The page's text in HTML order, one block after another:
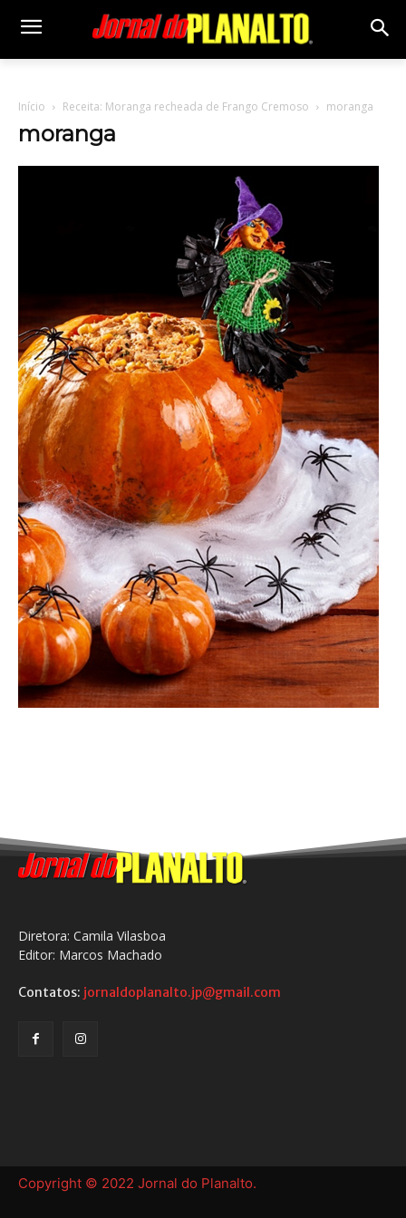
Início Receita: Moranga recheada de Frango Cremoso moranga
moranga
Diretora: Camila Vilasboa
Editor: Marcos Machado
Contatos: jornaldoplanalto.jp@gmail.com
Copyright © 2022 Jornal do Planalto.